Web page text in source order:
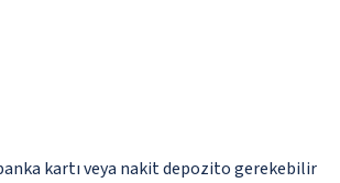
kartı veya nakit depozito gerekebilir